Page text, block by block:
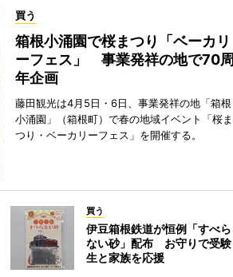
買う
箱根小涌園で桜まつり「ベーカリ
ーフェス」 事業発祥の地で70周
年企画
藤田観光は4月5日・6日、事業発祥の地「箱根
小涌園」（箱根町）で春の地域イベント「桜ま
つり・ベーカリーフェス」を開催する。
買う
伊豆箱根鉄道が恒例「すべら
ない砂」配布 お守りで受験
生と家族を応援